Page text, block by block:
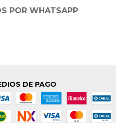
POR WHATSAPP
DE PAGO